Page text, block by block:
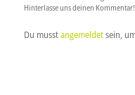
Hinterlasse uns deinen Kommentar!
Du musstangemeldetsein,